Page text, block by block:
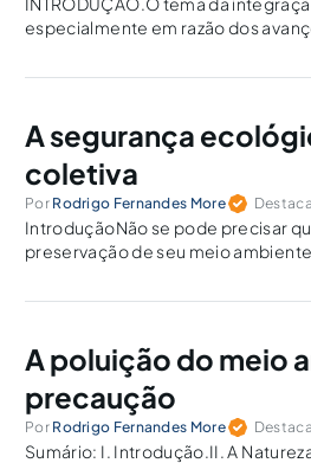
especialmente em razão dos
econômica total. Da…
A segurança
coletiva
Por Rodrigo Fernandes More
IntroduçãoNão se pode precisar
preservação de seu meio
A poluição do meio
precaução
Por Rodrigo Fernandes More
Sumário: I. Introdução.II. A